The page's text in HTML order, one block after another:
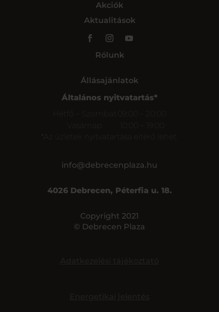
Akciók
Aktualitások
Rólunk
Állásajánlatok
Általános nyitvatartás*
Hétfő – Szombat
09:00 – 20:00
Vasárnap
*Az üzletek nyitvatartása eltérő lehet.
info@debrecenplaza.hu
4026 Debrecen, Péterfia u. 18.
Copyright 2021
© Debrecen Plaza